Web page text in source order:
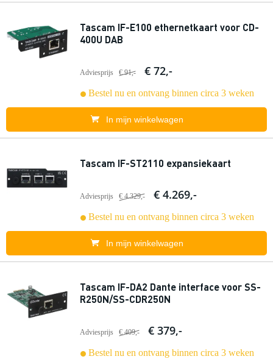
Tascam IF-E100 ethernetkaart voor CD-
400U DAB
Adviesprijs € 91,- € 72,-
Bestel nu en ontvang binnen circa 3 weken
In mijn winkelwagen
Tascam IF-ST2110 expansiekaart
Adviesprijs € 4.329,- € 4.269,-
Bestel nu en ontvang binnen circa 3 weken
In mijn winkelwagen
Tascam IF-DA2 Dante interface voor SS-
R250N/SS-CDR250N
Adviesprijs € 409,- € 379,-
Bestel nu en ontvang binnen circa 3 weken